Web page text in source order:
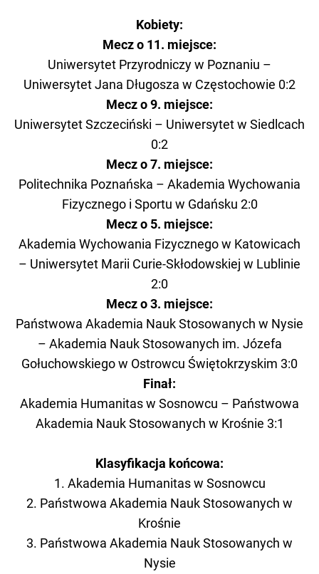
Kobiety:
Mecz o 11. miejsce:
Uniwersytet Przyrodniczy w Poznaniu –
Uniwersytet Jana Długosza w Częstochowie 0:2
Mecz o 9. miejsce:
Uniwersytet Szczeciński – Uniwersytet w Siedlcach
0:2
Mecz o 7. miejsce:
Politechnika Poznańska – Akademia Wychowania
Fizycznego i Sportu w Gdańsku 2:0
Mecz o 5. miejsce:
Akademia Wychowania Fizycznego w Katowicach
– Uniwersytet Marii Curie-Skłodowskiej w Lublinie
2:0
Mecz o 3. miejsce:
Państwowa Akademia Nauk Stosowanych w Nysie
– Akademia Nauk Stosowanych im. Józefa
Gołuchowskiego w Ostrowcu Świętokrzyskim 3:0
Finał:
Akademia Humanitas w Sosnowcu – Państwowa
Akademia Nauk Stosowanych w Krośnie 3:1
Klasyfikacja końcowa:
1. Akademia Humanitas w Sosnowcu
2. Państwowa Akademia Nauk Stosowanych w
Krośnie
3. Państwowa Akademia Nauk Stosowanych w
Nysie